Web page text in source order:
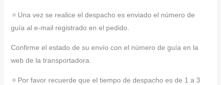
🔅Una vez se realice el despacho es enviado el número de
guía al e-mail registrado en el pedido.
Confirme el estado de su envío con el número de guía en la
web de la transportadora.
🔅Por favor recuerde que el tiempo de despacho es de 1 a 3